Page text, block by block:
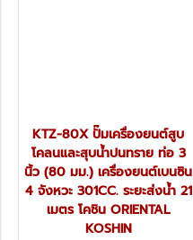
KTZ-80X ปั๊มเครื่องยนต์สูบ
โคลนและสุบน้ำปนทราย ท่อ 3
นิ้ว (80 มม.) เครื่องยนต์เบนซิน
4 จังหวะ 301CC. ระยะส่งน้ำ 21
เมตร โคชิน ORIENTAL
KOSHIN